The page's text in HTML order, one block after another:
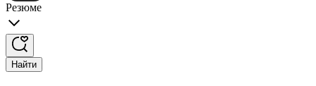
Резюме
Найти